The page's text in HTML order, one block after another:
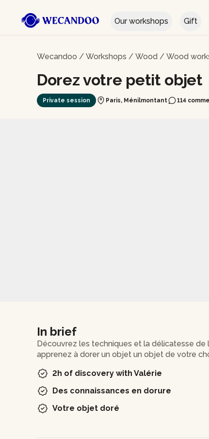
Our workshops Gift
Wecandoo / Workshops / Wood / Wood
Dorez votre petit objet
Private session Paris, Ménilmontant 114
In brief
Découvrez les techniques et la délicatesse de
apprenez à dorer un objet un objet de votre
2h of discovery with Valérie
Des connaissances en dorure
Votre objet doré